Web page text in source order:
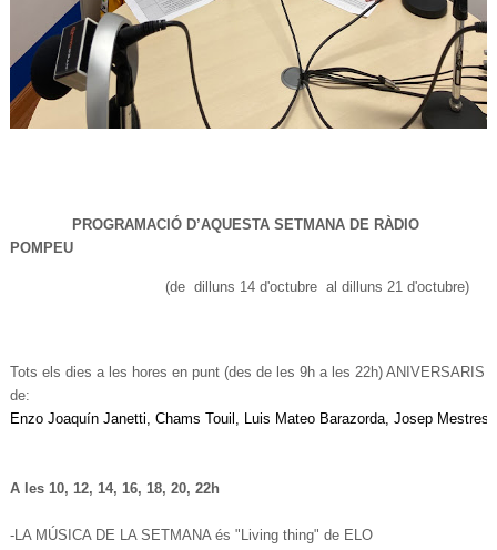
PROGRAMACIÓ D’AQUESTA SETMANA DE RÀDIO
POMPEU
(de dilluns 14 d'octubreal dilluns 21 d'octubre)
Tots els dies a les hores en punt (des de les 9h a les 22h) ANIVERSARIS
de:
Enzo Joaquín Janetti, Chams Touil, Luis Mateo Barazorda, Josep Mestres
A les 10, 12, 14, 16, 18, 20, 22h
-LA MÚSICA DE LA SETMANA és " Living thing" de ELO